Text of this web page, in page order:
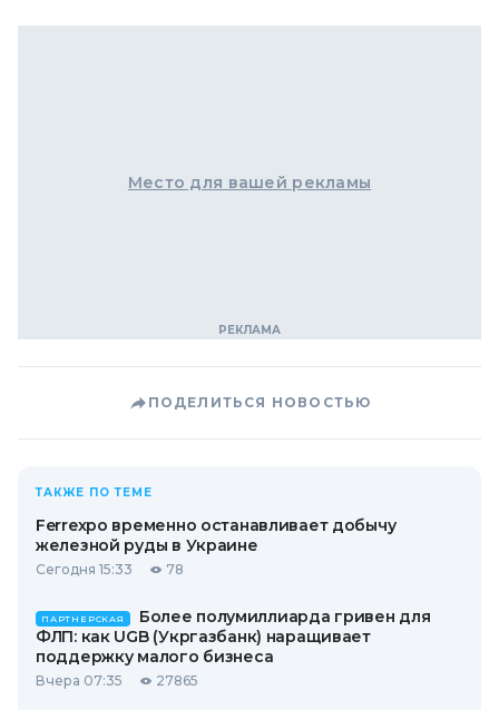
Место для вашей рекламы
ПОДЕЛИТЬСЯ НОВОСТЬЮ
ТАКЖЕ ПО ТЕМЕ
Ferrexpo временно останавливает добычу
железной руды в Украине
Сегодня 15:33 78
ПАРТНЕРСКАЯ
Более полумиллиарда гривен для
ФЛП: как UGB (Укргазбанк) наращивает
поддержку малого бизнеса
Вчера 07:35 27865